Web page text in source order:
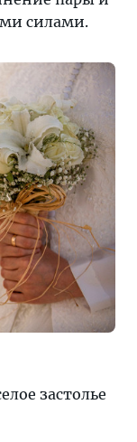
силами.
застолье